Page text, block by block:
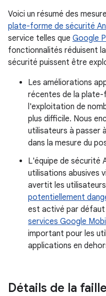
Voici un résumé des
plate-forme de sécurité
service telles que Google
fonctionnalités réduisent
sécurité puissent être
Les améliorations
récentes de la
l'exploitation de
plus difficile. Nous
utilisateurs à passer
dans la mesure du
L'équipe de sécurité
utilisations abusives
avertit les
potentiellement
est activé par défaut
services Google
important pour les
applications en
Détails de la